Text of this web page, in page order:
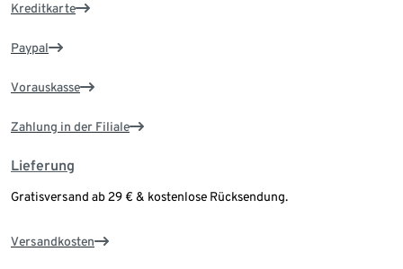
Kreditkarte
Paypal
Vorauskasse
Zahlung in der Filiale
Lieferung
Gratisversand ab 29 € & kostenlose Rücksendung.
Versandkosten